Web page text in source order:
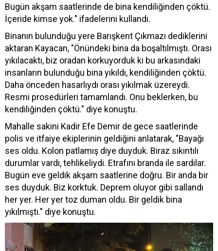
Bugün akşam saatlerinde de bina kendiliğinden çöktü.
İçeride kimse yok." ifadelerini kullandı.
Binanın bulunduğu yere Barışkent Çıkmazı dediklerini
aktaran Kayacan, "Önündeki bina da boşaltılmıştı. Orası
yıkılacaktı, biz oradan korkuyorduk ki bu arkasındaki
insanların bulunduğu bina yıkıldı, kendiliğinden çöktü.
Daha önceden hasarlıydı orası yıkılmak üzereydi.
Resmi prosedürleri tamamlandı. Onu beklerken, bu
kendiliğinden çöktü." diye konuştu.
Mahalle sakini Kadir Efe Demir de gece saatlerinde
polis ve itfaiye ekiplerinin geldiğini anlatarak, "Bayağı
ses oldu. Kolon patlamış diye duyduk. Biraz sıkıntılı
durumlar vardı, tehlikeliydi. Etrafını branda ile sardılar.
Bugün eve geldik akşam saatlerine doğru. Bir anda bir
ses duyduk. Biz korktuk. Deprem oluyor gibi sallandı
her yer. Her yer toz duman oldu. Bir geldik bina
yıkılmıştı." diye konuştu.